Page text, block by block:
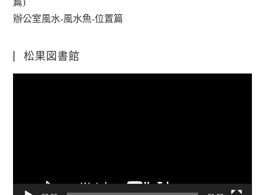
辦公室風水-風水魚-位置篇
松果図書館